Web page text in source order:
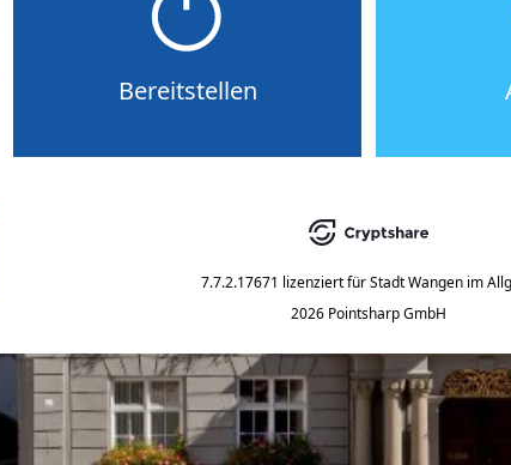
Bereitstellen
7.7.2.17671 lizenziert für Stadt Wangen im
2026 Pointsharp GmbH